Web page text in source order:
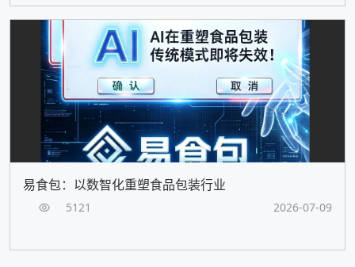
易食包：以数智化重塑食品包装行业
5121 2026-07-09